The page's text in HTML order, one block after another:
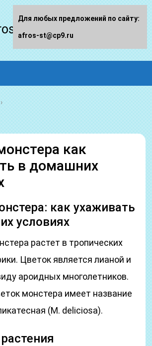
st.ru
как
в домашних
как ухаживать
условиях
растет в тропических
Цветок является лианой и
ароидных многолетников.
монстера имеет название
(M. deliciosa).
Для любых предложений по сайту:
afros-st@cp9.ru